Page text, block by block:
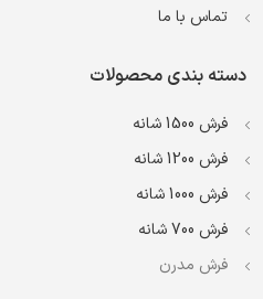
تماس با ما
دسته بندی محصولات
فرش 1500 شانه
فرش 1200 شانه
فرش 1000 شانه
فرش 700 شانه
فرش مدرن